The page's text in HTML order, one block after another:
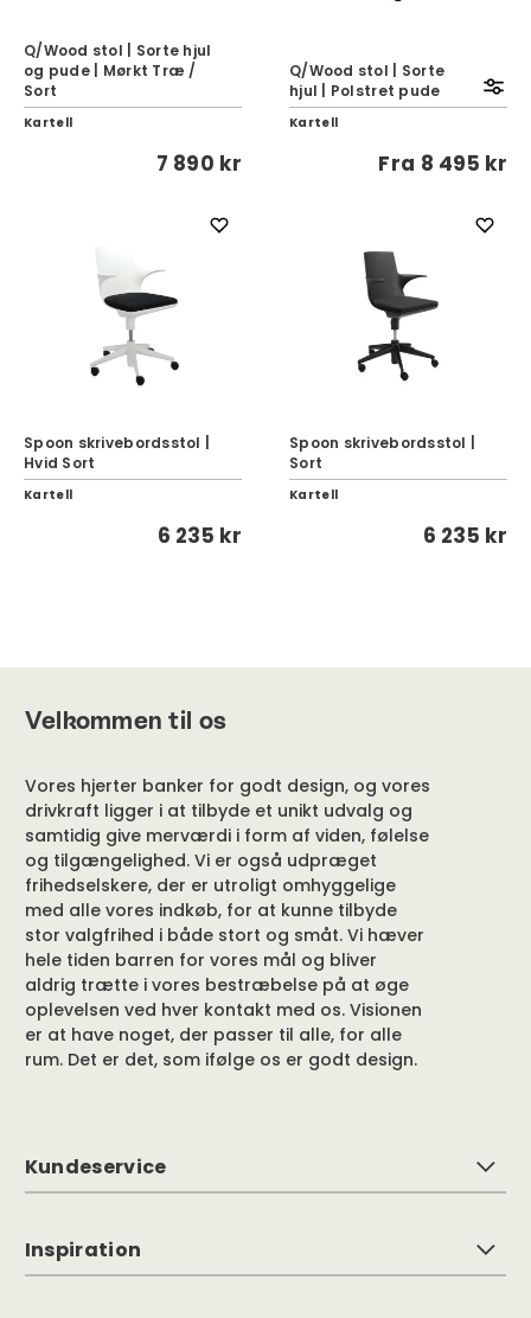
Q/Wood stol | Sorte hjul
og pude | Mørkt Træ /
Sort
Kartell
7 890 kr
Q/Wood stol | Sorte
hjul | Polstret pude
Kartell
Fra 8 495 kr
Spoon skrivebordsstol |
Hvid Sort
Kartell
6 235 kr
Spoon skrivebordsstol |
Sort
Kartell
6 235 kr
Velkommen til os
Vores hjerter banker for godt design, og vores
drivkraft ligger i at tilbyde et unikt udvalg og
samtidig give merværdi i form af viden, følelse
og tilgængelighed. Vi er også udpræget
frihedselskere, der er utroligt omhyggelige
med alle vores indkøb, for at kunne tilbyde
stor valgfrihed i både stort og småt. Vi hæver
hele tiden barren for vores mål og bliver
aldrig trætte i vores bestræbelse på at øge
oplevelsen ved hver kontakt med os. Visionen
er at have noget, der passer til alle, for alle
rum. Det er det, som ifølge os er godt design.
Kundeservice
Inspiration